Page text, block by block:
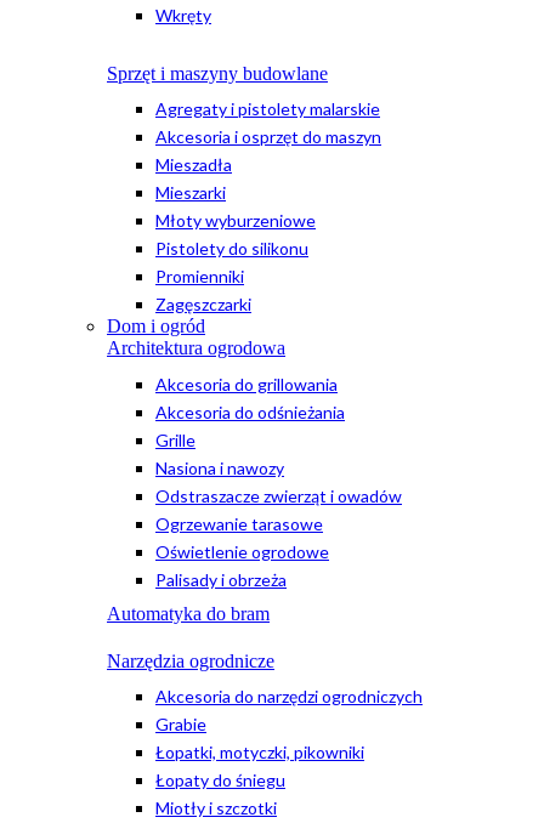
Wkręty
Sprzęt i maszyny budowlane
Agregaty i pistolety malarskie
Akcesoria i osprzęt do maszyn
Mieszadła
Mieszarki
Młoty wyburzeniowe
Pistolety do silikonu
Promienniki
Zagęszczarki
Dom i ogród
Architektura ogrodowa
Akcesoria do grillowania
Akcesoria do odśnieżania
Grille
Nasiona i nawozy
Odstraszacze zwierząt i owadów
Ogrzewanie tarasowe
Oświetlenie ogrodowe
Palisady i obrzeża
Automatyka do bram
Narzędzia ogrodnicze
Akcesoria do narzędzi ogrodniczych
Grabie
Łopatki, motyczki, pikowniki
Łopaty do śniegu
Miotły i szczotki